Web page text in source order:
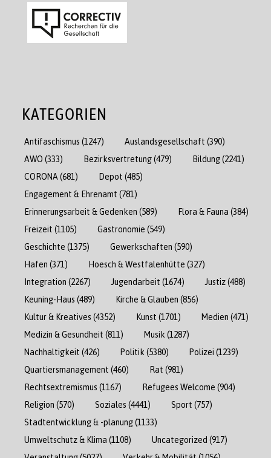
KATEGORIEN
Antifaschismus (1247) Auslandsgesellschaft (390)
AWO (333) Bezirksvertretung(479) Bildung(2241)
CORONA (681) Depot (485)
Engagement & Ehrenamt (781)
Erinnerungsarbeit & Gedenken (589) Flora & Fauna (384)
Freizeit (1105) Gastronomie (549)
Geschichte (1375) Gewerkschaften (590)
Hafen (371) Hoesch & Westfalenhütte (327)
Integration (2267) Jugendarbeit (1674) Justiz(488)
Keuning-Haus (489) Kirche & Glauben (856)
Kultur & Kreatives (4352) Kunst (1701) Medien (471)
Medizin & Gesundheit (811) Musik (1287)
Nachhaltigkeit (426) Politik (5380) Polizei (1239)
Quartiersmanagement (460) Rat (981)
Rechtsextremismus (1167) Refugees Welcome (904)
Religion (570) Soziales (4441) Sport (757)
Stadtentwicklung & -planung(1133)
Umweltschutz & Klima (1108) Uncategorized (917)